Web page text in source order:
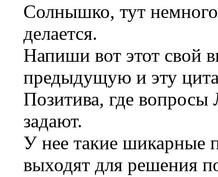
Солнышко, тут
делается.
Напиши вот этот свой
предыдущую и эту
Позитива, где вопросы
задают.
У нее такие шикарные
выходят для решения